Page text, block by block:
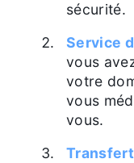
sécurité.
Service
vous
votre
vous
vous.